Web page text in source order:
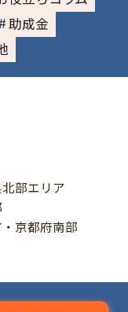
助成金
部エリア
京都府南部